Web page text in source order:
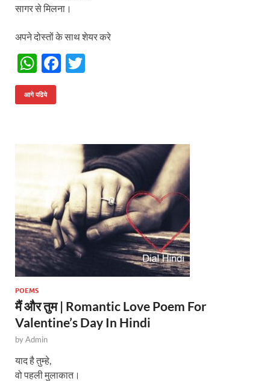
सागर से मिलना।
अपने दोस्तों के साथ शेयर करे
W
h
at
A
F
k
आगे पढिये
POEMS
मैं और तुम | Romantic Love Poem For
Valentine’s Day In Hindi
byAdmin
याद है तुम्हे,
वो पहली मुलाकात।